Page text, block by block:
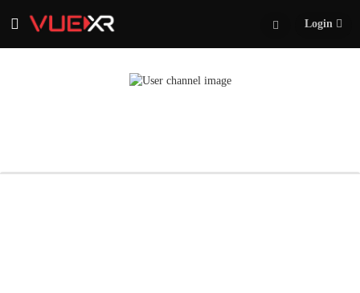
Login